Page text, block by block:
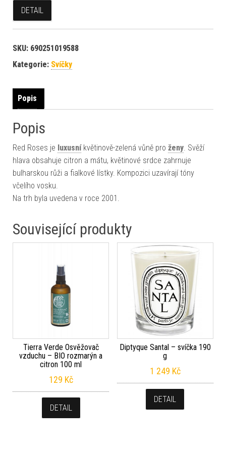
DETAIL
SKU: 690251019588
Kategorie: Svíčky
Popis
Popis
Red Roses je luxusníkvětinově-zelená vůně pro ženy. Svěží
hlava obsahuje citron a mátu, květinové srdce zahrnuje
bulharskou růži a fialkové lístky. Kompozici uzavírají tóny
včelího vosku.
Na trh byla uvedena v roce 2001.
Související produkty
Tierra Verde Osvěžovač
vzduchu – BIO rozmarýn a
citron 100 ml
129 Kč
DETAIL
Diptyque Santal – svíčka 190
g
1 249 Kč
DETAIL